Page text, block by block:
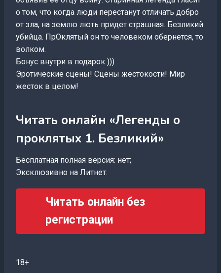
о том, что когда люди перестанут отличать добро
от зла, на землю лють придет страшная. Безликий
убийца. ПрОклятый он то человеком обернется, то
волком.
Бонус внутри в подарок )))
Эротические сцены! Сцены жестокости! Мир
жесток в целом!
Читать онлайн «Легенды о
проклятых 1. Безликий»
Бесплатная полная версия: нет;
Эксклюзивно на Литнет:
Читать онлайн без
регистрации
18+